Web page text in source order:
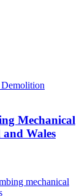
Mechanical
Wales
mechanical